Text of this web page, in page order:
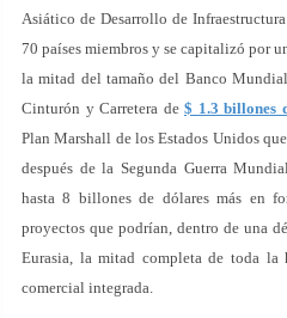
Asiático de Desarrollo de
70 países miembros y se capitalizó por
la mitad del tamaño del Banco
Cinturón y Carretera de $ 1.3 billones
Plan Marshall de los Estados Unidos
después de la Segunda Guerra
hasta 8 billones de dólares más en
proyectos que podrían, dentro de una
Eurasia, la mitad completa de toda la
comercial integrada.